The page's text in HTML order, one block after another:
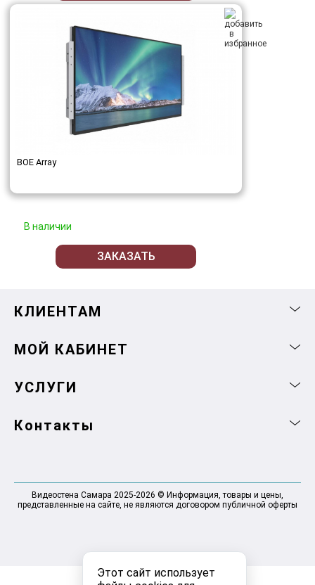
Этот сайт использует
BOE Array
В наличии
ЗАКАЗАТЬ
КЛИЕНТАМ
МОЙ КАБИНЕТ
УСЛУГИ
Контакты
Видеостена Самара 2025-2026 © Информация, товары и цены,
представленные на сайте, не являются договором публичной оферты